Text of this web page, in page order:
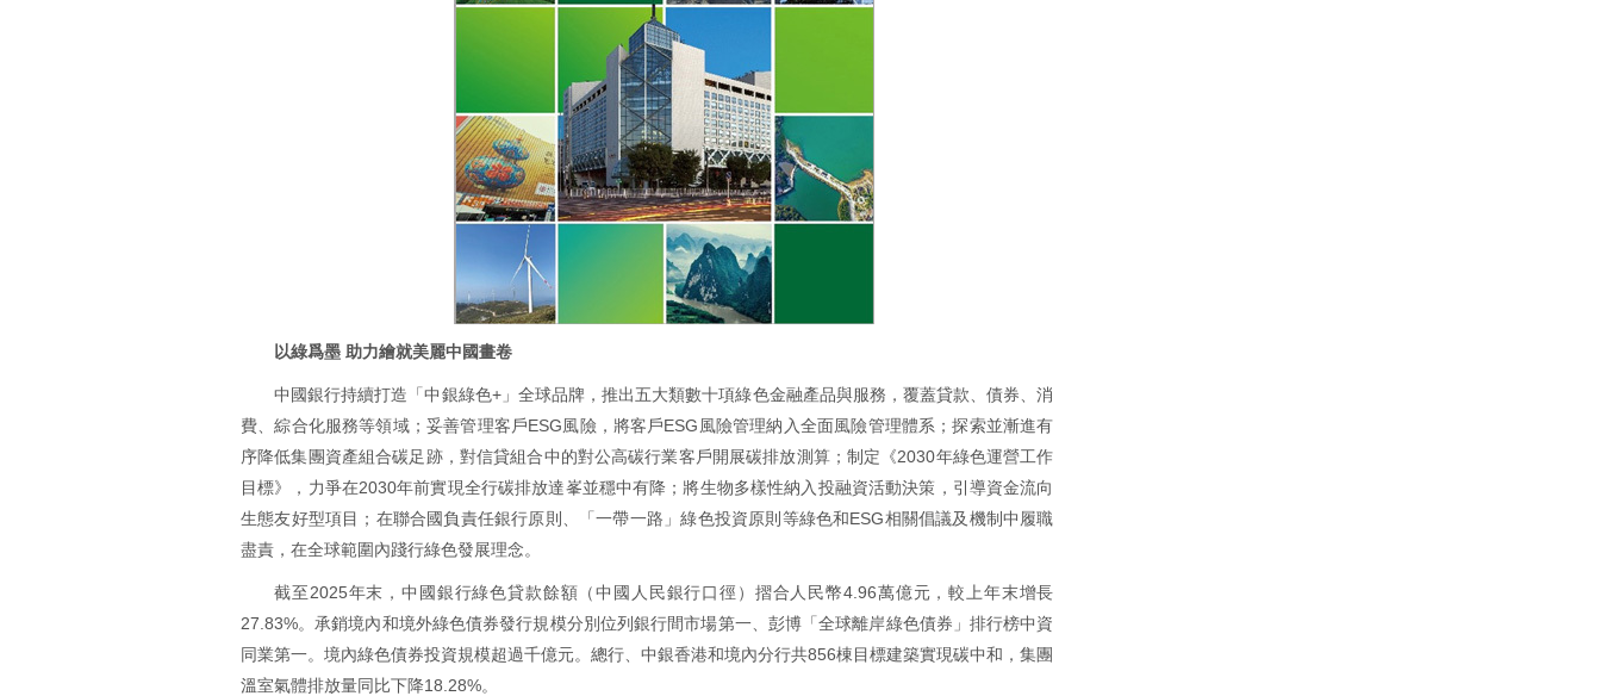
以綠爲墨 助力繪就美麗中國畫卷
中國銀行持續打造「中銀綠色+」全球品牌，推出五大類數十項綠色金融產品與服務，覆蓋貸款、債券、消
費、綜合化服務等領域；妥善管理客戶ESG風險，將客戶ESG風險管理納入全面風險管理體系；探索並漸進有
序降低集團資產組合碳足跡，對信貸組合中的對公高碳行業客戶開展碳排放測算；制定《2030年綠色運營工作
目標》，力爭在2030年前實現全行碳排放達峯並穩中有降；將生物多樣性納入投融資活動決策，引導資金流向
生態友好型項目；在聯合國負責任銀行原則、「一帶一路」綠色投資原則等綠色和ESG相關倡議及機制中履職
盡責，在全球範圍內踐行綠色發展理念。
截至2025年末，中國銀行綠色貸款餘額（中國人民銀行口徑）摺合人民幣4.96萬億元，較上年末增長
27.83%。承銷境內和境外綠色債券發行規模分別位列銀行間市場第一、彭博「全球離岸綠色債券」排行榜中資
同業第一。境內綠色債券投資規模超過千億元。總行、中銀香港和境內分行共856棟目標建築實現碳中和，集團
溫室氣體排放量同比下降18.28%。